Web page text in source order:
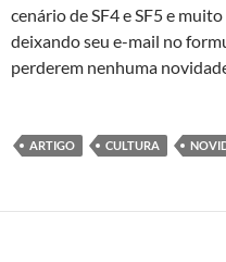
cenário de SF4 e SF5 e
deixando seu e-mail no
perderem nenhuma
ARTIGO CULTURA